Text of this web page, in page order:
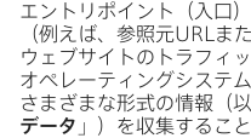
エントリポイント​（入口
（例えば、​参照元URL
ま
ウェブサイトの​トラフィッ
オペレーティングシステ
さまざまな​形式の​情報​（
データ 」）を​収集する​こ